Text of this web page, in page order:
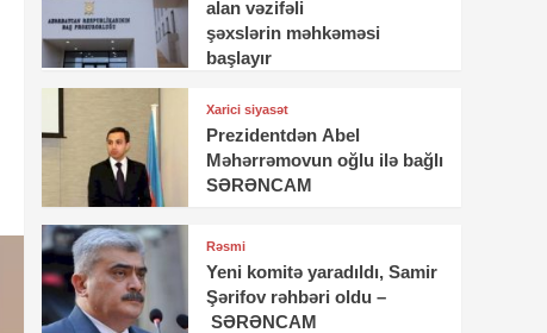
alan vəzifəli
şəxslərin məhkəməsi
başlayır
Xarici siyasət
Prezidentdən Abel
Məhərrəmovun oğlu ilə bağlı
SƏRƏNCAM
Rəsmi
Yeni komitə yaradıldı, Samir
Şərifov rəhbəri oldu –
SƏRƏNCAM